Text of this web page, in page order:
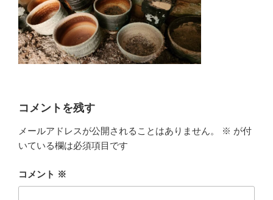
コメントを残す
メールアドレスが公開されることはありません。 ※ が付
いている欄は必須項目です
コメント ※